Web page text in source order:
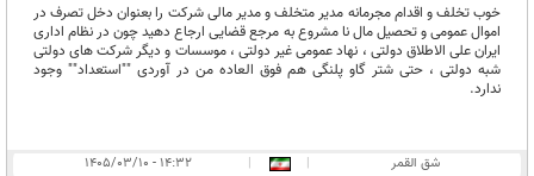
خوب تخلف و اقدام مجرمانه مدیر متخلف و مدیر مالی شرکت را بعنوان دخل تصرف در
اموال عمومی و تحصیل مال نا مشروع به مرجع قضایی ارجاع دهید چون در نظام اداری
ایران علی الاطلاق دولتی ، نهاد عمومی غیر دولتی ، موسسات و دیگر شرکت های دولتی
شبه دولتی ، حتی شتر گاو پلنگی هم فوق العاده من در آوردی ""استعداد"" وجود
ندارد.
شق القمر |
|
۱۴:۳۲ - ۱۴۰۵/۰۳/۱۰